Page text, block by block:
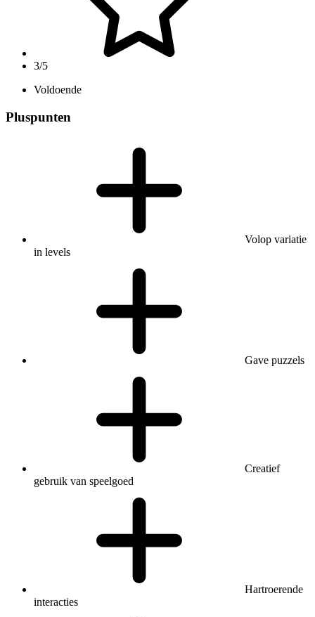
3/5
Voldoende
Pluspunten
Volop variatie
in levels
Gave puzzels
Creatief
gebruik van speelgoed
Hartroerende
interacties